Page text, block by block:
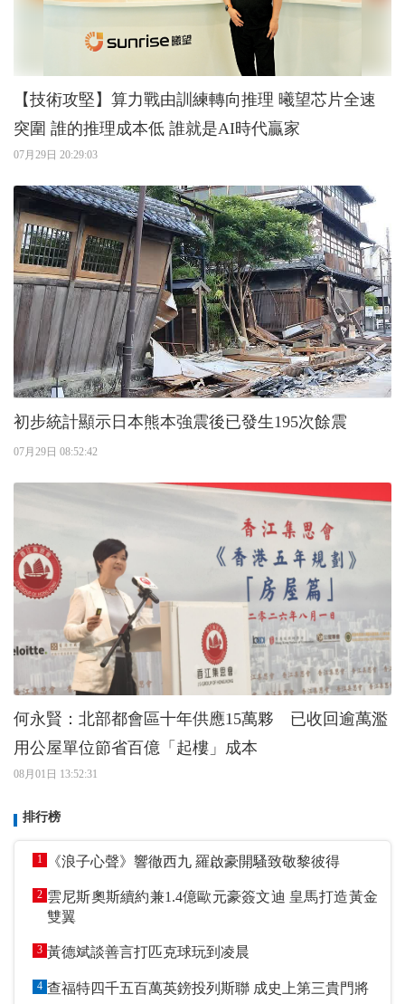
【技術攻堅】算力戰由訓練轉向推理 曦望芯片全速
突圍 誰的推理成本低 誰就是AI時代贏家
07月29日 20:29:03
初步統計顯示日本熊本強震後已發生195次餘震
07月29日 08:52:42
何永賢：北部都會區十年供應15萬夥 已收回逾萬濫
用公屋單位節省百億「起樓」成本
08月01日 13:52:31
排行榜
1 《浪子心聲》響徹西九 羅啟豪開騷致敬黎彼得
2 雲尼斯奧斯續約兼1.4億歐元豪簽文迪 皇馬打造黃金
雙翼
3 黃德斌談善言打匹克球玩到凌晨
4 查福特四千五百萬英鎊投列斯聯 成史上第三貴門將